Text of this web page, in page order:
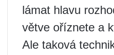
lámat hlavu
větve oříznete a
Ale taková